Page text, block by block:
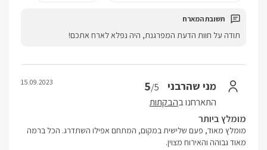
תודה על חוות הדעת המפרגנת, היה נפלא לארח אתכם!
מני שהרבני 5/5
התארחנו בהבקתות
15.09.2023
מומלץ ביותר
מומלץ מאוד, פעם שלישית במקום, המתחם אפילו השתדרג. הכל ברמה
מאוד גבוהה והאירוח מצוין.